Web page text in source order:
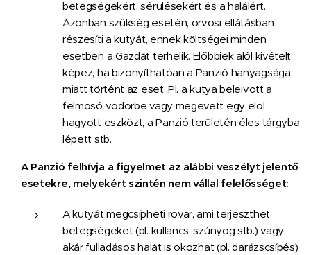
betegségekért, sérülésekért és a halálért.
Azonban szükség esetén, orvosi ellátásban
részesíti a kutyát, ennek költségei minden
esetben a Gazdát terhelik. Előbbiek alól kivételt
képez, ha bizonyíthatóan a Panzió hanyagsága
miatt történt az eset. Pl. a kutya beleivott a
felmosó vödörbe vagy megevett egy elöl
hagyott eszközt, a Panzió területén éles tárgyba
lépett stb.
A Panzió felhívja a figyelmet az alábbi veszélyt jelentő
esetekre, melyekért szintén nem vállal felelősséget:
A kutyát megcsípheti rovar, ami terjeszthet
betegségeket (pl. kullancs, szúnyog stb.) vagy
akár fulladásos halát is okozhat (pl. darázscsípés).